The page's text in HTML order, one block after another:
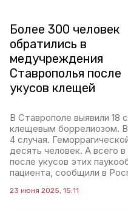
Более 300 человек
обратились в
медучреждения
Ставрополья после
укусов клещей
В Ставрополе выявили 18
клещевым боррелиозом.
4 случая.
десять человек. А всего
после укусов этих
пациента, сообщили в
23 июня 2025, 15:11